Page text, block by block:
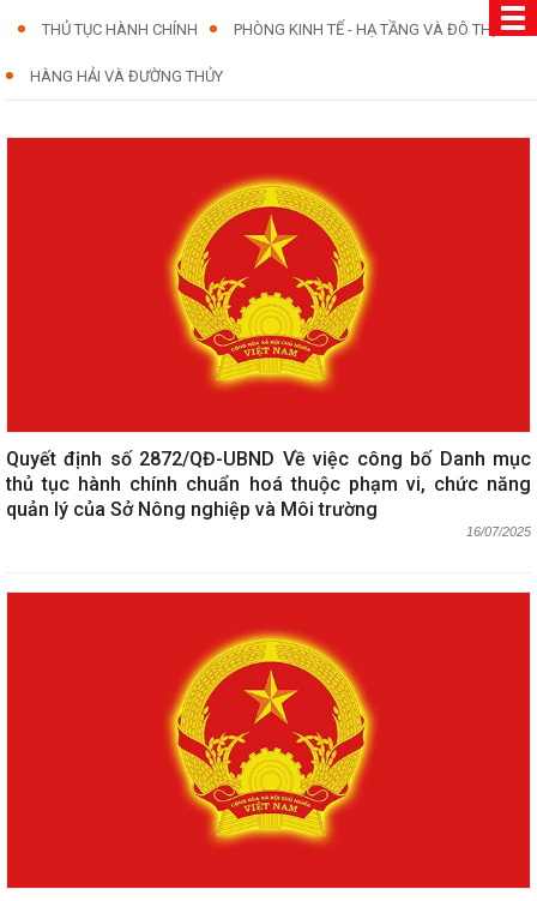
THỦ TỤC HÀNH CHÍNH PHÒNG KINH TẾ - HẠ TẦNG VÀ ĐÔ THỊ
HÀNG HẢI VÀ ĐƯỜNG THỦY
Quyết định số 2872/QĐ-UBND Về việc công bố Danh mục
thủ tục hành chính chuẩn hoá thuộc phạm vi, chức năng
quản lý của Sở Nông nghiệp và Môi trường
16/07/2025